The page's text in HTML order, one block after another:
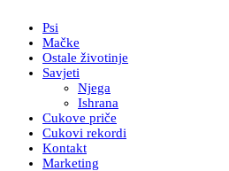
Psi
Mačke
Ostale životinje
Savjeti
Njega
Ishrana
Cukove priče
Cukovi rekordi
Kontakt
Marketing